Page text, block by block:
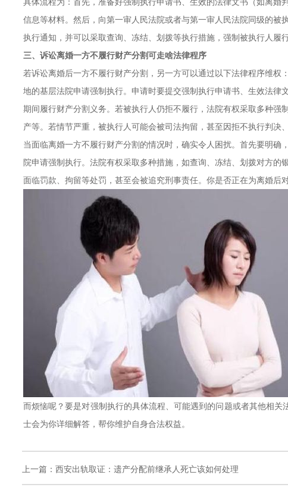
信息等材料。然后，向第一审人民法院或者与第一审人民法院同级的
执行通知，并可以采取查询、冻结、划拨等执行措施，强制被执行人履
三、诉讼离婚一方不履行财产分割可走啥法律程序
若诉讼离婚后一方不履行财产分割，另一方可以通过以下法律程序维
地的基层法院申请强制执行。申请时要提交强制执行申请书、生效法
期间履行财产分割义务。若被执行人仍拒不履行，法院有权采取多种
产等。若情节严重，被执行人可能会被司法拘留，甚至因拒不执行判决
当面临离婚一方不履行财产分割的情况时，确实令人困扰。首先要明
院申请强制执行。法院有权采取多种措施，如查询、冻结、划拨对方
面临罚款、拘留等处罚，甚至会被追究刑事责任。你是否正在为离婚后
而烦恼呢？要是对强制执行的具体流程、可能遇到的问题或者其他相关
士会为你详细解答，帮你维护自身合法权益。
上一篇： 西安出轨取证：遗产分配前继承人死亡该如何处理